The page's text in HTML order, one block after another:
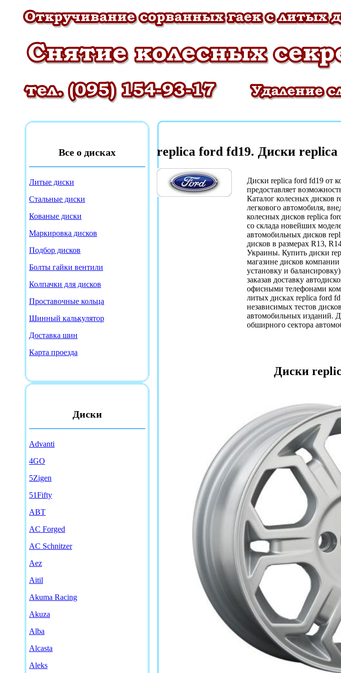
Все о дисках
Литые диски
Стальные диски
Кованые диски
Маркировка дисков
Подбор дисков
Болты гайки вентили
Колпачки для дисков
Проставочные кольца
Шинный калькулятор
Доставка шин
Карта проезда
Диски
Advanti
4GO
5Zigen
51Fifty
ABT
AC Forged
AC Schnitzer
Aez
Aitil
Akuma Racing
Akuza
Alba
Alcasta
Aleks
replica ford fd19. Диски replica
Диски replica ford fd19
предоставляет
Каталог колесных дисков
легкового автомобиля,
колесных дисков replica
со склада новейших
автомобильных дисков
дисков в размерах R13,
Украины. Купить диски
магазине дисков
установку и
заказав доставку
офисными телефонами
литых дисках replica ford
независимых тестов
автомобильных изданий.
обширного сектора
Диски